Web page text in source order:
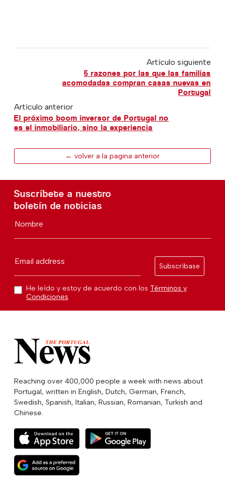
Artículo siguiente
5 razones por las que las familias
acomodadas compran casas nuevas en
Portugal
Artículo anterior
El próximo boom inversor de Portugal no
es el inmobiliario, sino la experiencia
← volver a la pagina anterior
Suscríbete a nuestro
boletín de noticias
Nombre
Email address
Subscríbase
He leído y estoy de acuerdo con los Términos y
Condiciones
Reaching over 400,000 people a week with news about
Portugal, written in English, Dutch, German, French,
Swedish, Spanish, Italian, Russian, Romanian, Turkish and
Chinese.